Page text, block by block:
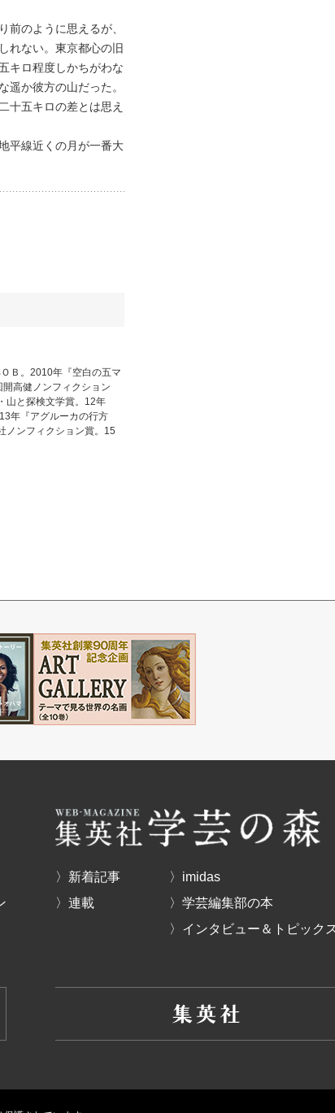
のように思えるが、
れない。東京都心の旧
キロ程度しかちがわな
遥か彼方の山だった。
十五キロの差とは思え
平線近くの月が一番大
Ｂ。2010年『空白の五マ
高健ノンフィクション
山と探検文学賞。12年
年『アグルーカの行方
ノンフィクション賞。15
〉新着記事
〉連載
〉imidas
〉学芸編集部の本
〉インタビュー＆トピック